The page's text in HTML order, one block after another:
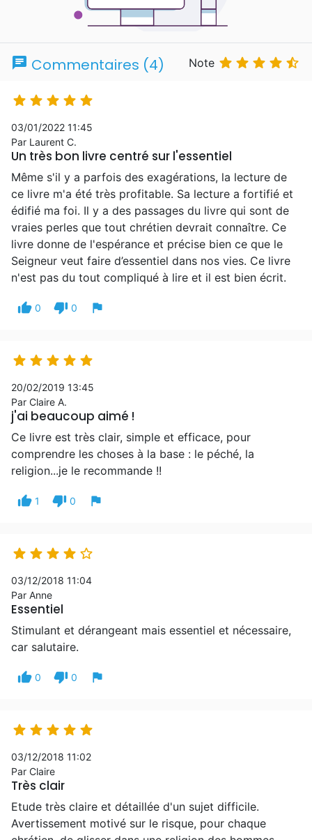
chat Commentaires (4) Note     
    
03/01/2022 11:45
Par Laurent C.
Un très bon livre centré sur l'essentiel
Même s'il y a parfois des exagérations, la lecture de
ce livre m'a été très profitable. Sa lecture a fortifié et
édifié ma foi. Il y a des passages du livre qui sont de
vraies perles que tout chrétien devrait connaître. Ce
livre donne de l'espérance et précise bien ce que le
Seigneur veut faire d’essentiel dans nos vies. Ce livre
n'est pas du tout compliqué à lire et il est bien écrit.
thumb_up 0 thumb_down 0 flag
    
20/02/2019 13:45
Par Claire A.
j'ai beaucoup aimé !
Ce livre est très clair, simple et efficace, pour
comprendre les choses à la base : le péché, la
religion...je le recommande !!
thumb_up 1 thumb_down 0 flag
    
03/12/2018 11:04
Par Anne
Essentiel
Stimulant et dérangeant mais essentiel et nécessaire,
car salutaire.
thumb_up 0 thumb_down 0 flag
    
03/12/2018 11:02
Par Claire
Très clair
Etude très claire et détaillée d'un sujet difficile.
Avertissement motivé sur le risque, pour chaque